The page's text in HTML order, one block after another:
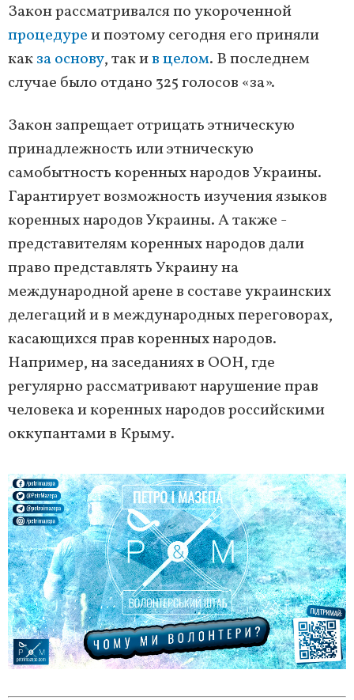
Закон рассматривался по укороченной
процедуреи поэтому сегодня его приняли
какза основу, так ив целом. В последнем
случае было отдано 325 голосов «за».
Закон запрещает отрицать этническую
принадлежность или этническую
самобытность коренных народов Украины.
Гарантирует возможность изучения языков
коренных народов Украины. А также -
представителям коренных народов дали
право представлять Украину на
международной арене в составе украинских
делегаций и в международных переговорах,
касающихся прав коренных народов.
Например, на заседаниях в ООН, где
регулярно рассматривают нарушение прав
человека и коренных народов российскими
оккупантами в Крыму.